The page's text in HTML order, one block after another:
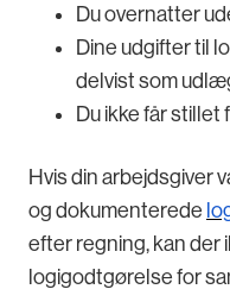
Du overnatter
Dine udgifter til
delvist som
Du ikke får stillet
Hvis din arbejdsgiver
og dokumenterede
efter regning, kan der
logigodtgørelse for